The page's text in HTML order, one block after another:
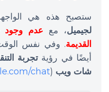
ستصبح هذه هي
لجيميل، مع عدم وجود
القديمة. وفي نفس الوقت
أيضًا في رؤيةتجربة
شات ويب (
chat